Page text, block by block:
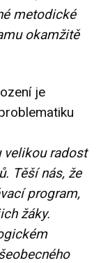
metodické
okamžitě
je
velikou radost
Těší nás, že
program,
žáky.